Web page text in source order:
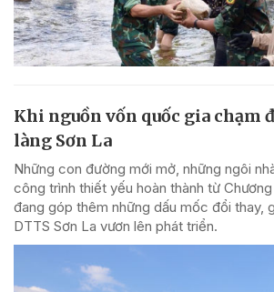
Khi nguồn vốn quốc gia chạm
làng Sơn La
Những con đường mới mở, những ngôi
công trình thiết yếu hoàn thành từ Chương
đang góp thêm những dấu mốc đổi thay,
DTTS Sơn La vươn lên phát triển.